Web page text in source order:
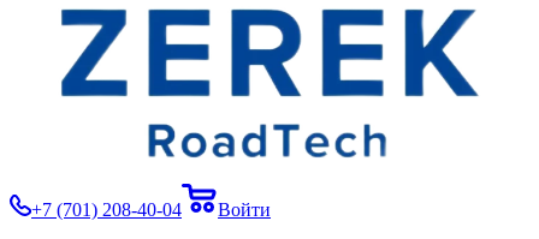
+7 (701) 208-40-04
Войти